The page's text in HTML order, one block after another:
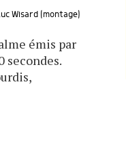
Wisard (montage)
émis par
secondes.